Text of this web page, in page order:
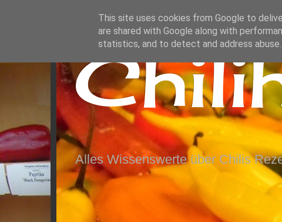
Alles Wissenswerte über Chilis
This site uses cookies from Google to
are shared with Google along with
statistics, and to detect and address abuse.